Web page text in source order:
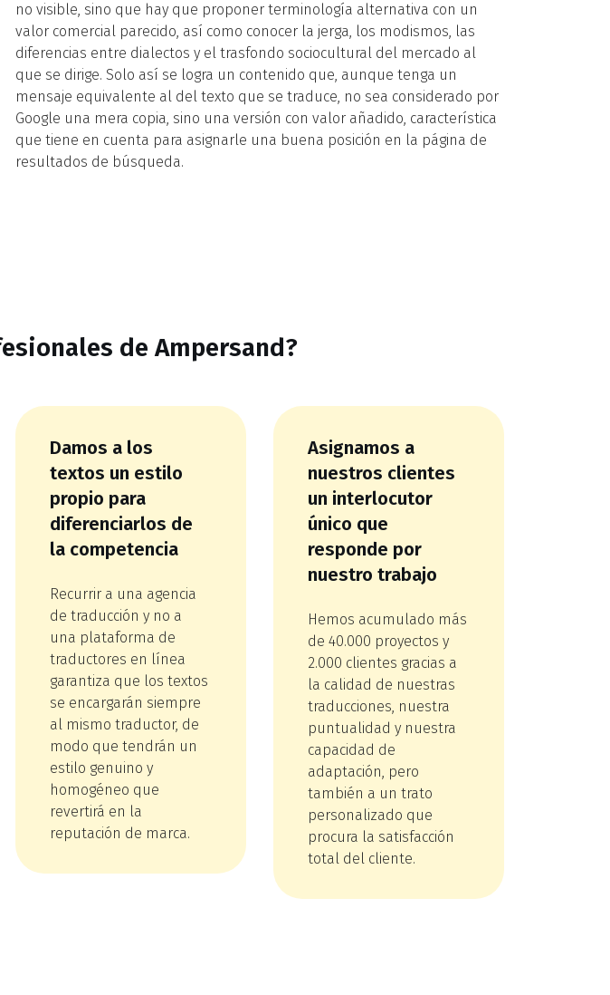
no visible, sino que hay que proponer terminología alternativa con un
valor comercial parecido, así como conocer la jerga, los modismos, las
diferencias entre dialectos y el trasfondo sociocultural del mercado al
que se dirige. Solo así se logra un contenido que, aunque tenga un
mensaje equivalente al del texto que se traduce, no sea considerado por
Google una mera copia, sino una versión con valor añadido, característica
que tiene en cuenta para asignarle una buena posición en la página de
resultados de búsqueda.
de Ampersand?
Damos a los
textos un estilo
propio para
diferenciarlos de
la competencia
Recurrir a una agencia
de traducción y no a
una plataforma de
traductores en línea
garantiza que los textos
se encargarán siempre
al mismo traductor, de
modo que tendrán un
estilo genuino y
homogéneo que
revertirá en la
reputación de marca.
Asignamos a
nuestros clientes
un interlocutor
único que
responde por
nuestro trabajo
Hemos acumulado más
de 40.000 proyectos y
2.000 clientes gracias a
la calidad de nuestras
traducciones, nuestra
puntualidad y nuestra
capacidad de
adaptación, pero
también a un trato
personalizado que
procura la satisfacción
total del cliente.